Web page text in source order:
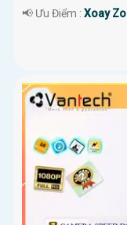
️📢 Ưu Điểm : Xoay